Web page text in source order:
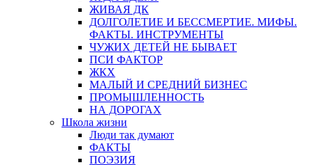
ЖИВАЯ ДК
ДОЛГОЛЕТИЕ И БЕССМЕРТИЕ. МИФЫ.
ФАКТЫ. ИНСТРУМЕНТЫ
ЧУЖИХ ДЕТЕЙ НЕ БЫВАЕТ
ПСИ ФАКТОР
ЖКХ
МАЛЫЙ И СРЕДНИЙ БИЗНЕС
ПРОМЫШЛЕННОСТЬ
НА ДОРОГАХ
Школа жизни
Люди так думают
ФАКТЫ
ПОЭЗИЯ